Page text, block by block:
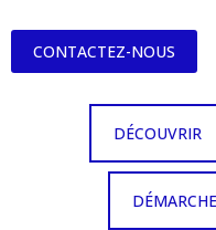
CONTACTEZ-NOUS
DÉCOUVRIR